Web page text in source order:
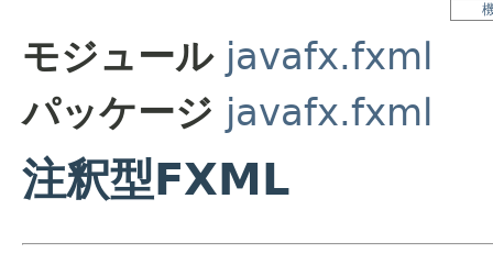
モジュール javafx.fxml
パッケージ javafx.fxml
注釈型FXML